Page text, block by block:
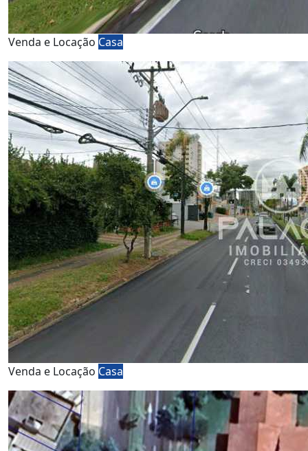
Venda e Locação Casa
Venda e Locação Casa